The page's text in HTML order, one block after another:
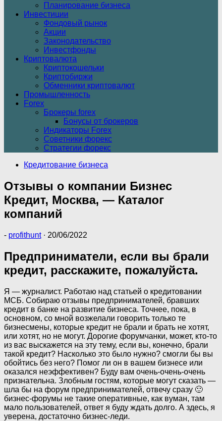
Планирование бизнеса
Инвестиции
Фондовый рынок
Акции
Законодательство
Инвестфонды
Криптовалюта
Криптокошельки
Криптобиржи
Обменники криптовалют
Промышленность
Forex
Брокеры forex
Бонусы от брокеров
Индикаторы Forex
Советники форекс
Стратегии форекс
Кредитование бизнеса
Отзывы о компании Бизнес
Кредит, Москва, — Каталог
компаний
- profithunt · 20/06/2022
Предприниматели, если вы брали
кредит, расскажите, пожалуйста.
Я — журналист. Работаю над статьей о кредитовании
МСБ. Собираю отзывы предпринимателей, бравших
кредит в банке на развитие бизнеса. Точнее, пока, в
основном, со мной возжелали говорить только те
бизнесмены, которые кредит не брали и брать не хотят,
или хотят, но не могут. Дорогие форумчанки, может, кто-то
из вас выскажется на эту тему, если вы, конечно, брали
такой кредит? Насколько это было нужно? смогли бы вы
обойтись без него? Помог ли он в вашем бизнесе или
оказался неэффективен? Буду вам очень-очень-очень
признательна. Злобным гостям, которые могут сказать —
шла бы на форум предпринимателей, отвечу сразу 🙂
бизнес-форумы не такие оперативные, как вуман, там
мало пользователей, ответ я буду ждать долго. А здесь, я
уверена, достаточно бизнес-леди.